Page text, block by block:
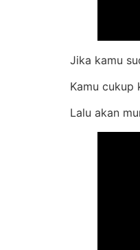
Jika kamu
Kamu
Lalu akan